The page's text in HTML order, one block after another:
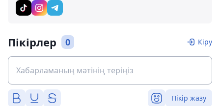
Пікірлер 0 Кіру
Пікір жазу